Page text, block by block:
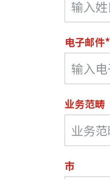
电子邮件*
业务范畴
市